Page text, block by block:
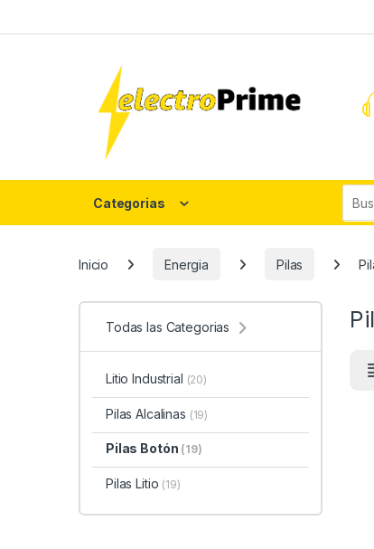
Categorias
Inicio Energia Pilas
Todas las Categorias
Litio Industrial (20)
Pilas Alcalinas (19)
Pilas Botón (19)
Pilas Litio (19)